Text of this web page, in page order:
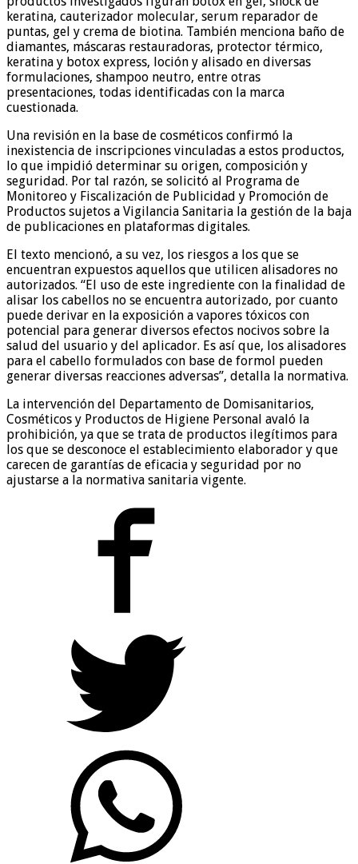
keratina, cauterizador molecular, serum reparador de
puntas, gel y crema de biotina. También menciona baño de
diamantes, máscaras restauradoras, protector térmico,
keratina y botox express, loción y alisado en diversas
formulaciones, shampoo neutro, entre otras
presentaciones, todas identificadas con la marca
cuestionada.
Una revisión en la base de cosméticos confirmó la
inexistencia de inscripciones vinculadas a estos productos,
lo que impidió determinar su origen, composición y
seguridad. Por tal razón, se solicitó al Programa de
Monitoreo y Fiscalización de Publicidad y Promoción de
Productos sujetos a Vigilancia Sanitaria la gestión de la baja
de publicaciones en plataformas digitales.
El texto mencionó, a su vez, los riesgos a los que se
encuentran expuestos aquellos que utilicen alisadores no
autorizados. “El uso de este ingrediente con la finalidad de
alisar los cabellos no se encuentra autorizado, por cuanto
puede derivar en la exposición a vapores tóxicos con
potencial para generar diversos efectos nocivos sobre la
salud del usuario y del aplicador. Es así que, los alisadores
para el cabello formulados con base de formol pueden
generar diversas reacciones adversas”, detalla la normativa.
La intervención del Departamento de Domisanitarios,
Cosméticos y Productos de Higiene Personal avaló la
prohibición, ya que se trata de productos ilegítimos para
los que se desconoce el establecimiento elaborador y que
carecen de garantías de eficacia y seguridad por no
ajustarse a la normativa sanitaria vigente.